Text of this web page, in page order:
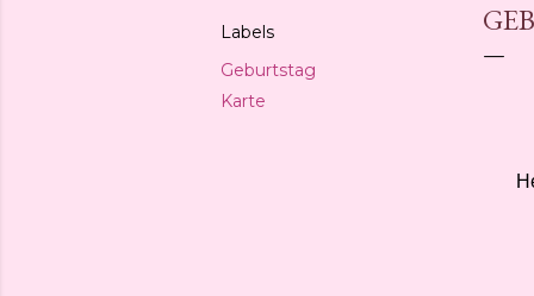
Labels
Geburtstag
Karte